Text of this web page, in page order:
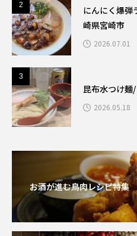
2
にんにく爆弾
崎県宮崎市
2026.07.01
3
昆布水つけ麺
2026.05.18
お酒が進む鳥肉レシピ特集